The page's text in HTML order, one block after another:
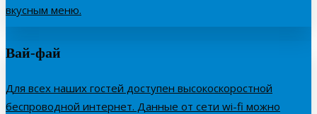
вкусным меню.
Вай-фай
Для всех наших гостей доступен высокоскоростной
беспроводной интернет. Данные от сети wi-fi можно